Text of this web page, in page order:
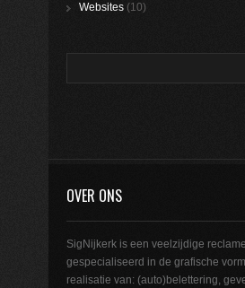
Websites (10)
OVER ONS
SigNijkerk is een veelzijdige
gespecialiseerd in de grafische
realisatie van: (auto)belettering,